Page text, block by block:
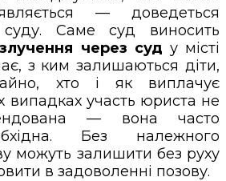
— доведеться
Саме суд виносить
через суд у місті
з ким залишаються діти,
хто і як виплачує
випадках участь юриста не
— вона часто
Без належного
можуть залишити без руху
в задоволенні позову.